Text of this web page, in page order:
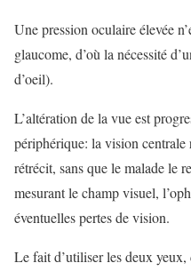
Une pression oculaire élevée
glaucome, d’où la nécessité
d’oeil).
L’altération de la vue est
périphérique: la vision centrale
rétrécit, sans que le malade le
mesurant le champ visuel,
éventuelles pertes de vision.
Le fait d’utiliser les deux